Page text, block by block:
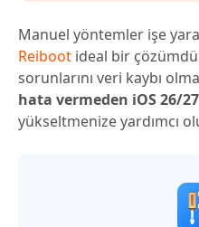
Manuel yöntemler işe
Reiboot ideal bir
sorunlarını veri kaybı
hata vermeden iOS 26/
yükseltmenize yardımcı